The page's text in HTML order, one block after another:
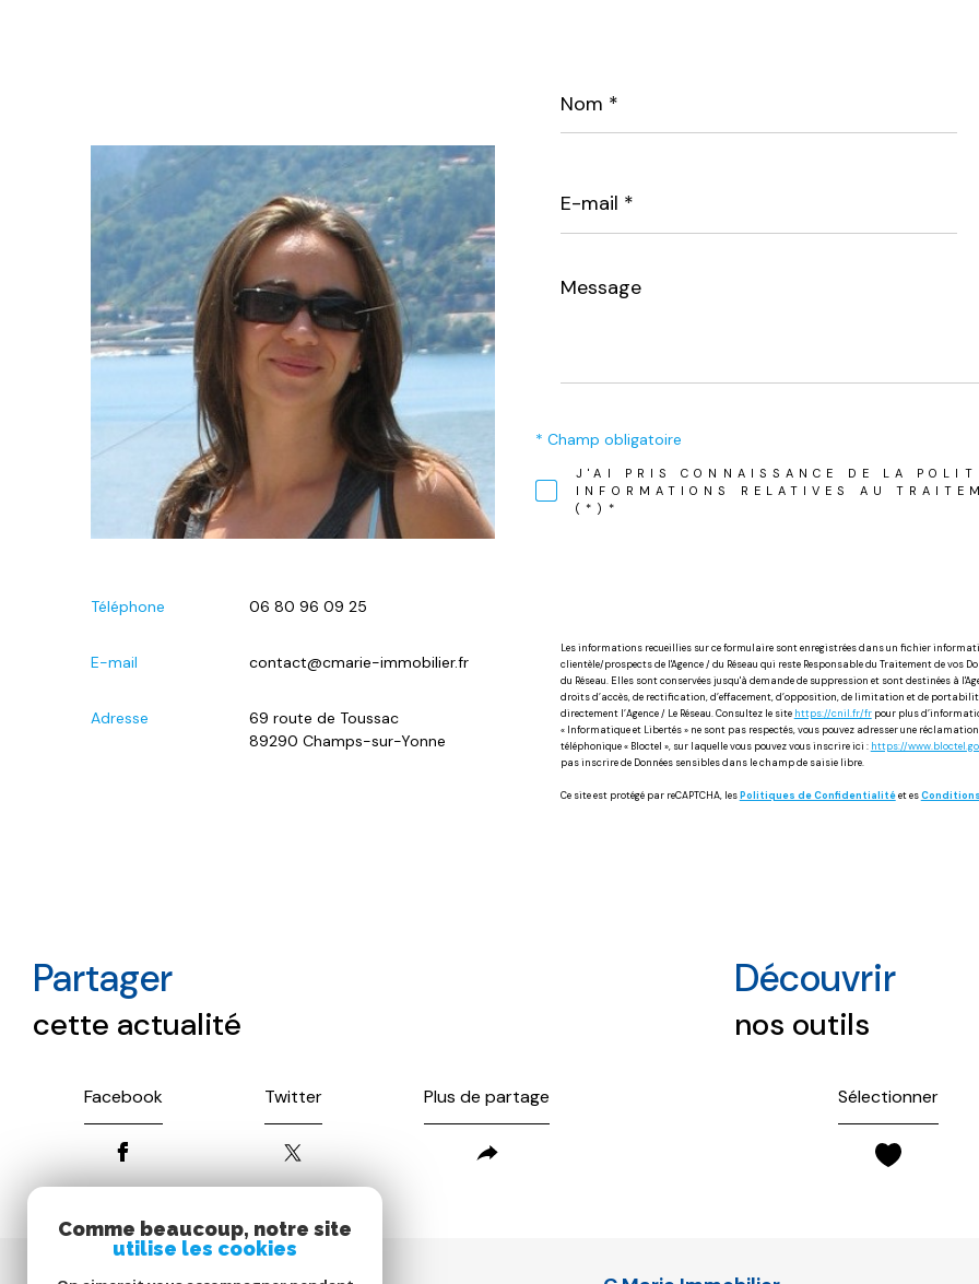
Téléphone 06 80 96 09 25
E-mail contact@cmarie-immobilier.fr
Adresse
69 route de Toussac
89290 Champs-sur-Yonne
*
mail
*
Message
*
J'AI PRIS CONNAISSANCE DE LA
INFORMATIONS RELATIVES AU
(*)*
* Champ obligatoire
Les informations recueillies sur ce formulaire sont enregistrées dans un fichier
clientèle/prospects de l'Agence / du Réseau qui reste Responsable du Traitement de vos
du Réseau. Elles sont conservées jusqu'à demande de suppression et sont destinées à
droits d’accès, de rectification, d’effacement, d’opposition, de limitation et de
directement l’Agence / Le Réseau. Consultez le site https://cnil.fr/frpour plus
« Informatique et Libertés » ne sont pas respectés, vous pouvez adresser une
téléphonique « Bloctel », sur laquelle vous pouvez vous inscrire ici : https://
pas inscrire de Données sensibles dans le champ de saisie libre.
Ce site est protégé par reCAPTCHA, lesPolitiques de Confidentialitéet es
partager
cette actualité
Facebook Twitter Plus de partage
découvrir
nos outils
Sélectionner
Comme beaucoup, notre site
utilise les cookies